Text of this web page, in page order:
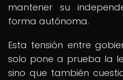
mantener su
forma autónoma.
Esta tensión entre
solo pone a prueba la
sino que también